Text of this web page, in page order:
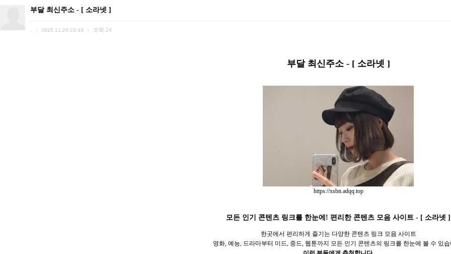
부달 최신주소 - [ 소라넷 ]
2025.11.28 23:43 조회 24
부달 최신주소 - [ 소라넷 ]
https://xsbn.adqq.top
모든 인기 콘텐츠 링크를 한눈에! 편리한 콘텐츠 모음 사이트 - [ 소라넷 ]
한곳에서 편리하게 즐기는 다양한 콘텐츠 링크 모음 사이트
영화, 예능, 드라마부터 미드, 중드, 웹툰까지 모든 인기 콘텐츠의 링크를 한눈에 볼 수 있